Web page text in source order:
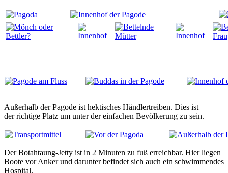
Außerhalb der Pagode ist hektisches Händlertreiben. Dies ist
der richtige Platz um unter der einfachen Bevölkerung zu sein.
Der Botahtaung-Jetty ist in 2 Minuten zu fuß erreichbar. Hier liegen
Boote vor Anker und darunter befindet sich auch ein schwimmendes
Hospital.